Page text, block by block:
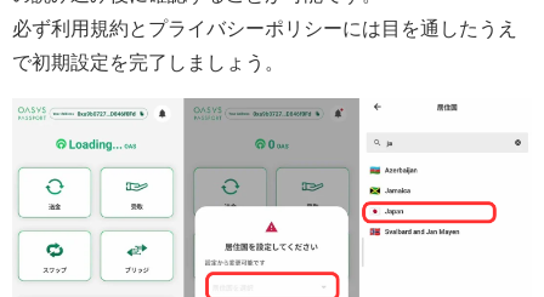
必ず利用規約とプライバシーポリシーには目を通したうえ
で初期設定を完了しましょう。